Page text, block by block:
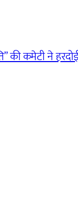
की कमेटी ने